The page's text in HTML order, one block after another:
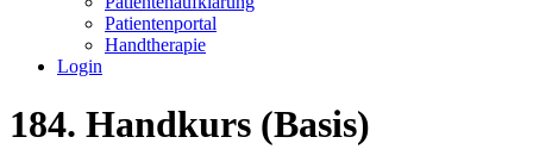
Patientenportal
Handtherapie
Login
184. Handkurs (Basis)